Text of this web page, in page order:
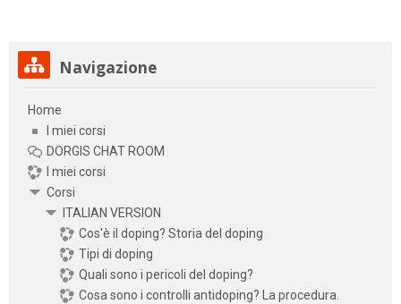
Salta Navigazione
Navigazione
Home
I miei corsi
DORGIS CHAT ROOM
I miei corsi
Corsi
ITALIAN VERSION
Cos'è il doping? Storia del doping
Tipi di doping
Quali sono i pericoli del doping?
Cosa sono i controlli antidoping? La procedura.